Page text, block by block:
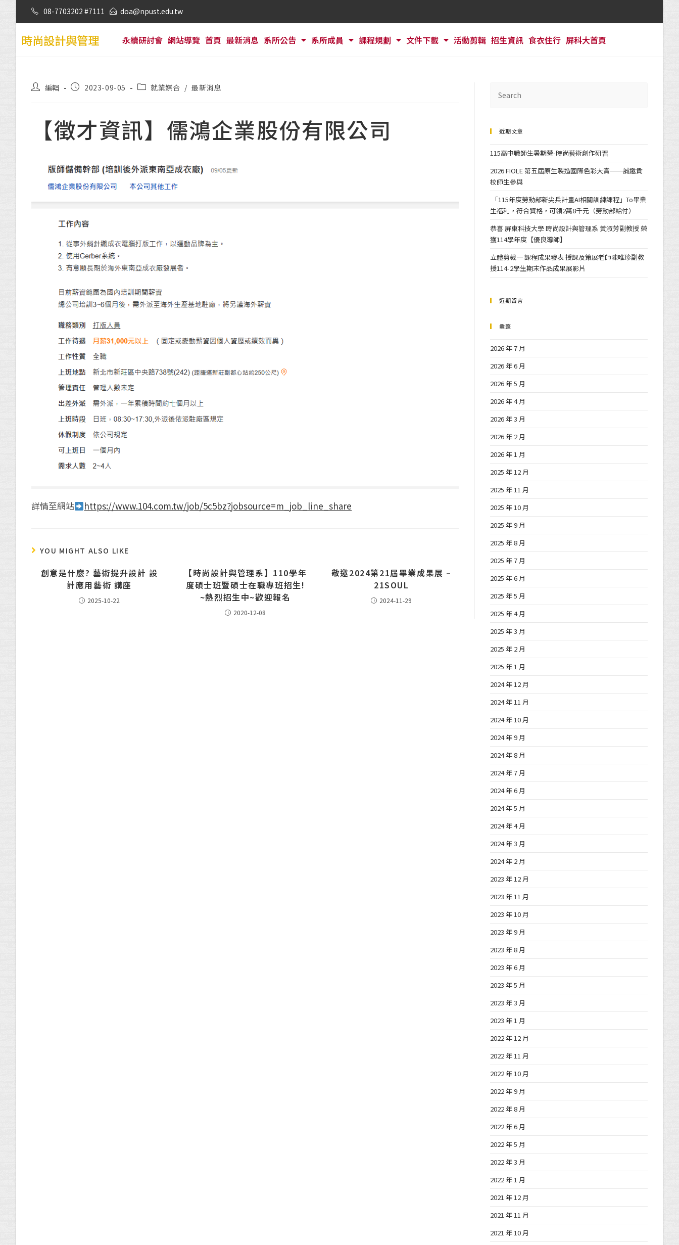
08-7703202 #7111 doa@npust.edu.tw
時尚設計與管理 永續研討會 網站導覽 首頁 最新消息 系所公告 系所成員 課程規劃 文件下載 活動剪輯 招生資訊 食衣住行 屏科大首頁
編輯 2023-09-05 就業媒合 / 最新消息
【徵才資訊】儒鴻企業股份有限公司
詳情至網站 https://www.104.com.tw/job/5c5bz?jobsource=m_job_line_share
YOU MIGHT ALSO LIKE
創意是什麼? 藝術提升設計 設
計應用藝術 講座
2025-10-22
【時尚設計與管理系】110學年
度碩士班暨碩士在職專班招生!
~熱烈招生中~​歡迎報名
2020-12-08
敬邀2024第21屆畢業成果展 –
21SOUL
2024-11-29
近期文章
115高中職師生暑期營-時尚藝術創作研習
2026 FIOLE 第五屆原生製造國際色彩大賞──誠邀貴
校師生參與
「115年度勞動部新尖兵計畫AI相關訓練課程」To畢業
生福利，符合資格，可領2萬8千元（勞動部給付）
恭喜 屏東科技大學 時尚設計與管理系 黃淑芳副教授 榮
獲114學年度【優良導師】
立體剪裁一 課程成果發表 授課及策展老師陳唯珍副教
授114-2學生期末作品成果展影片
近期留言
彙整
2026 年 7 月
2026 年 6 月
2026 年 5 月
2026 年 4 月
2026 年 3 月
2026 年 2 月
2026 年 1 月
2025 年 12 月
2025 年 11 月
2025 年 10 月
2025 年 9 月
2025 年 8 月
2025 年 7 月
2025 年 6 月
2025 年 5 月
2025 年 4 月
2025 年 3 月
2025 年 2 月
2025 年 1 月
2024 年 12 月
2024 年 11 月
2024 年 10 月
2024 年 9 月
2024 年 8 月
2024 年 7 月
2024 年 6 月
2024 年 5 月
2024 年 4 月
2024 年 3 月
2024 年 2 月
2023 年 12 月
2023 年 11 月
2023 年 10 月
2023 年 9 月
2023 年 8 月
2023 年 6 月
2023 年 5 月
2023 年 3 月
2023 年 1 月
2022 年 12 月
2022 年 11 月
2022 年 10 月
2022 年 9 月
2022 年 8 月
2022 年 6 月
2022 年 5 月
2022 年 3 月
2022 年 1 月
2021 年 12 月
2021 年 11 月
2021 年 10 月